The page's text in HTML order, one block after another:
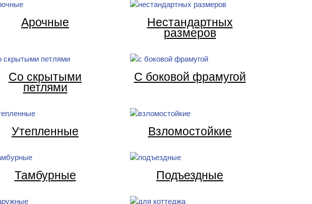
Арочные
Нестандартных
размеров
Со скрытыми
петлями
С боковой фрамугой
Утепленные Взломостойкие
Тамбурные Подъездные